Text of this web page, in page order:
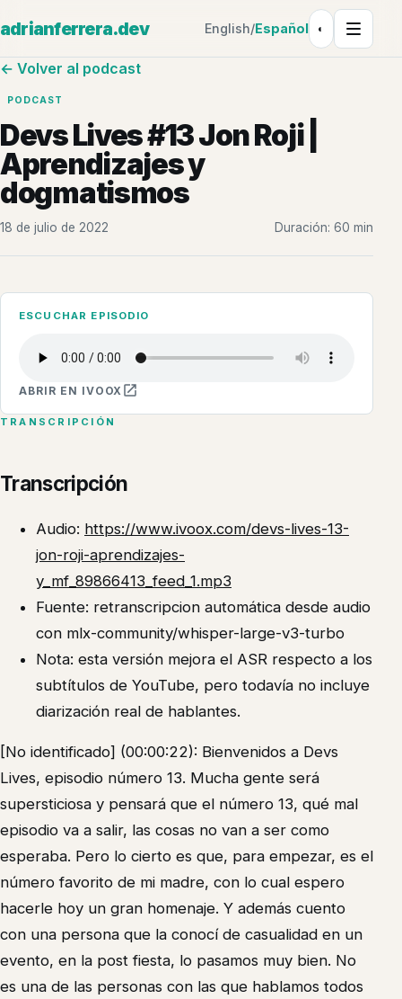
adrianferrera.dev English/Español ◐Tema: Claro
← Volver al podcast
PODCAST
Devs Lives #13 Jon Roji |
Aprendizajes y
dogmatismos
18 de julio de 2022 Duración: 60 min
ESCUCHAR EPISODIO
ABRIR EN IVOOX
TRANSCRIPCIÓN
Transcripción
Audio: https://www.ivoox.com/devs-lives-13-
jon-roji-aprendizajes-
y_mf_89866413_feed_1.mp3
Fuente: retranscripcion automática desde audio
con mlx-community/whisper-large-v3-turbo
Nota: esta versión mejora el ASR respecto a los
subtítulos de YouTube, pero todavía no incluye
diarización real de hablantes.
[No identificado] (00:00:22): Bienvenidos a Devs
Lives, episodio número 13. Mucha gente será
supersticiosa y pensará que el número 13, qué mal
episodio va a salir, las cosas no van a ser como
esperaba. Pero lo cierto es que, para empezar, es el
número favorito de mi madre, con lo cual espero
hacerle hoy un gran homenaje. Y además cuento
con una persona que la conocí de casualidad en un
evento, en la post fiesta, lo pasamos muy bien. No
es una de las personas con las que hablamos todos